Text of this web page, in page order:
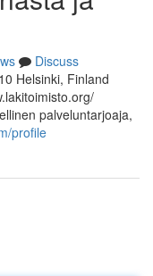
Discuss
Helsinki, Finland
palveluntarjoaja,
profile